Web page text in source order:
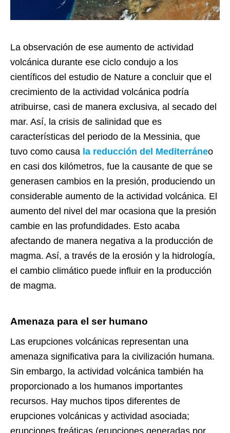
La observación de ese aumento de actividad
volcánica durante ese ciclo condujo a los
científicos del estudio de Nature a concluir que el
crecimiento de la actividad volcánica podría
atribuirse, casi de manera exclusiva, al secado del
mar. Así, la crisis de salinidad que es
características del periodo de la Messinia, que
tuvo como causa la reducción del Mediterráneo
en casi dos kilómetros, fue la causante de que se
generasen cambios en la presión, produciendo un
considerable aumento de la actividad volcánica. El
aumento del nivel del mar ocasiona que la presión
cambie en las profundidades. Esto acaba
afectando de manera negativa a la producción de
magma. Así, a través de la erosión y la hidrología,
el cambio climático puede influir en la producción
de magma.
Amenaza para el ser humano
Las erupciones volcánicas representan una
amenaza significativa para la civilización humana.
Sin embargo, la actividad volcánica también ha
proporcionado a los humanos importantes
recursos. Hay muchos tipos diferentes de
erupciones volcánicas y actividad asociada;
erupciones freáticas (erupciones generadas por